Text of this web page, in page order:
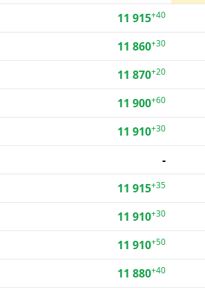
11 915+40
11 860+30
11 870+20
11 900+60
11 910+30
-
11 915+35
11 910+30
11 910+50
11 880+40